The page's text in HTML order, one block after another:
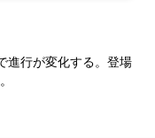
進行が変化する。登場